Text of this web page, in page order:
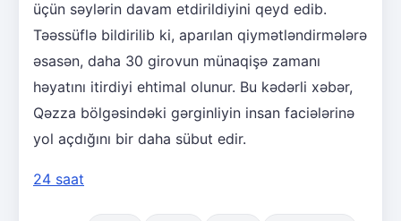
üçün səylərin davam etdirildiyini qeyd edib.
Təəssüflə bildirilib ki, aparılan qiymətləndirmələrə
əsasən, daha 30 girovun münaqişə zamanı
həyatını itirdiyi ehtimal olunur. Bu kədərli xəbər,
Qəzza bölgəsindəki gərginliyin insan faciələrinə
yol açdığını bir daha sübut edir.
24 saat